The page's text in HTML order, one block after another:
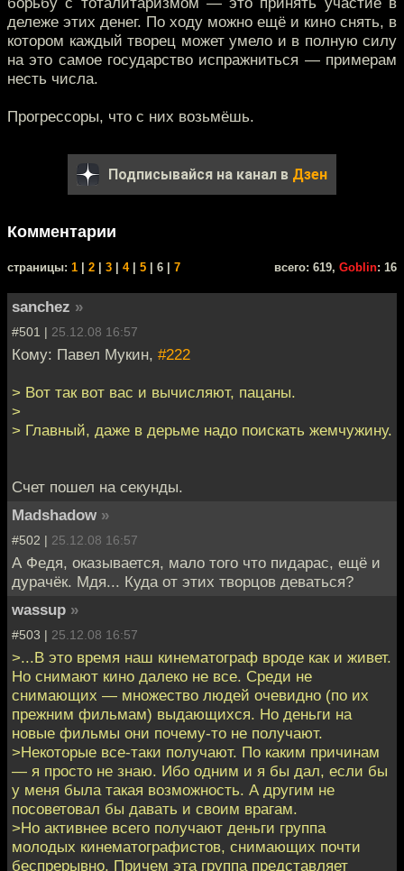
дележе этих денег. По ходу можно ещё и кино снять, в
котором каждый творец может умело и в полную силу
на это самое государство испражниться — примерам
несть числа.
Прогрессоры, что с них возьмёшь.
Подписывайся на канал в Дзен
Комментарии
cтраницы: 1 2 3 4| 5 | 6 | 7 всего: 619, Goblin: 16
sanchez »
#501 | 25.12.08 16:57
Кому: Павел Мукин, #222
> Вот так вот вас и вычисляют, пацаны.
>
> Главный, даже в дерьме надо поискать жемчужину.
Счет пошел на секунды.
Madshadow »
#502 | 25.12.08 16:57
А Федя, оказывается, мало того что пидарас, ещё и
дурачёк. Мдя... Куда от этих творцов деваться?
wassup »
#503 | 25.12.08 16:57
>...В это время наш кинематограф вроде как и живет.
Но снимают кино далеко не все. Среди не
снимающих — множество людей очевидно (по их
прежним фильмам) выдающихся. Но деньги на
новые фильмы они почему-то не получают.
>Некоторые все-таки получают. По каким причинам
— я просто не знаю. Ибо одним и я бы дал, если бы
у меня была такая возможность. А другим не
посоветовал бы давать и своим врагам.
>Но активнее всего получают деньги группа
молодых кинематографистов, снимающих почти
беспрерывно. Причем эта группа представляет